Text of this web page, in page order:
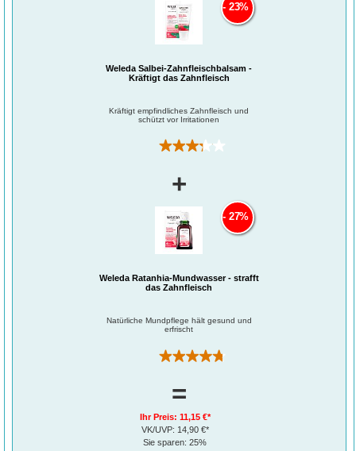
Weleda Salbei-Zahnfleischbalsam -
Kräftigt das Zahnfleisch
Kräftigt empfindliches Zahnfleisch und
schützt vor Irritationen
(7)
23%
+
Weleda Ratanhia-Mundwasser - strafft
das Zahnfleisch
Natürliche Mundpflege hält gesund und
erfrischt
(8)
27%
=
Ihr Preis: 11,15 €*
VK/UVP: 14,90 €*
Sie sparen:25%